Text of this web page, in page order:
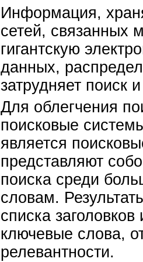
Информация,
сетей, связанных
гигантскую
данных,
затрудняет
Для облегчения
поисковые
является
представляют
поиска среди
словам.
списка
ключевые слова,
релевантности.